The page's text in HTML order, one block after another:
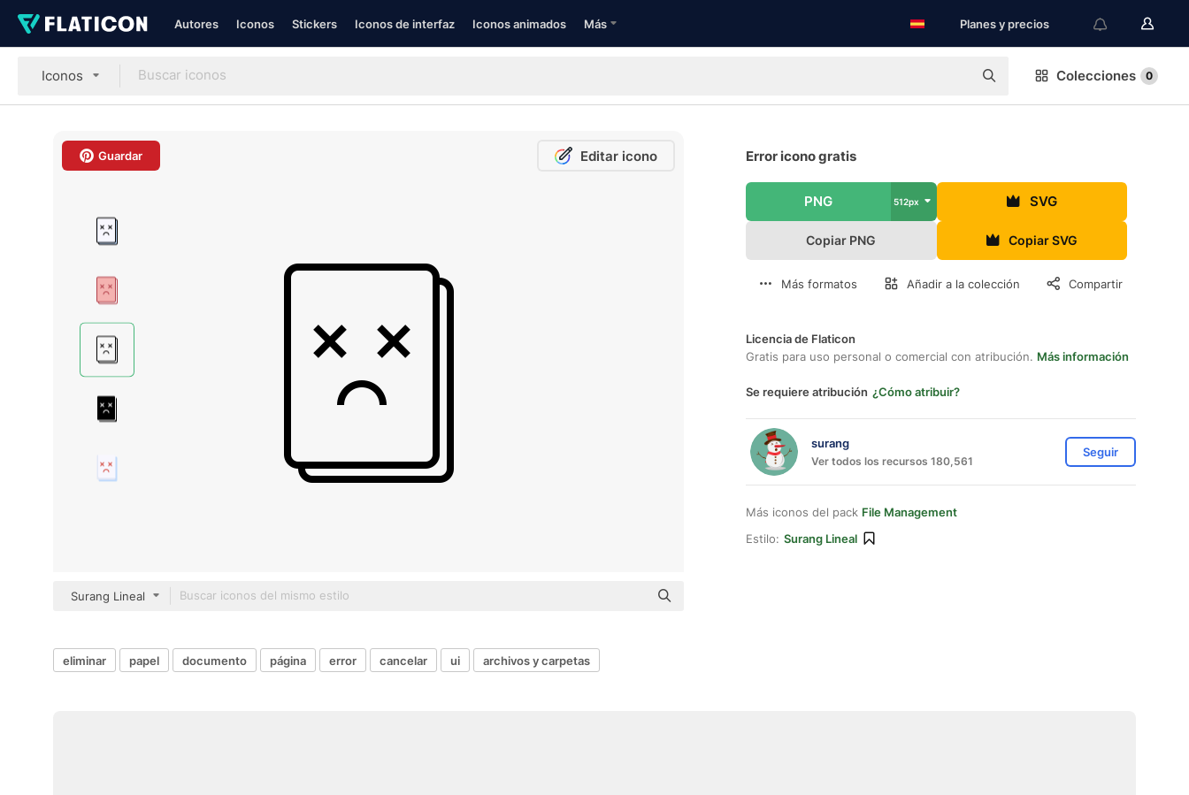
Autores Iconos Stickers Iconos de interfaz Iconos animados Más Planes y precios
Iconos Colecciones 0
Guardar Editar icono
Surang Lineal
Error icono gratis
PNG 512px SVG
Copiar PNG Copiar SVG
Más formatos Añadir a la colección Compartir
Licencia de Flaticon
Gratis para uso personal o comercial con atribución. Más información
Se requiere atribución ¿Cómo atribuir?
surang
Ver todos los recursos 180,561
Seguir
Más iconos del pack File Management
Estilo: Surang Lineal
eliminar papel documento página error cancelar ui archivos y carpetas